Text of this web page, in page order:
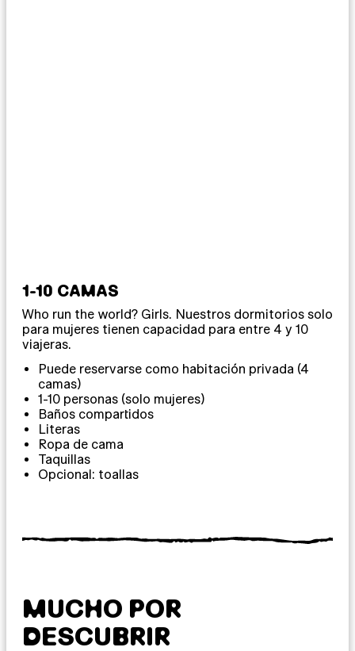
1-10 CAMAS
Who run the world? Girls. Nuestros dormitorios solo
para mujeres tienen capacidad para entre 4 y 10
viajeras.
Puede reservarse como habitación privada (4
camas)
1-10 personas (solo mujeres)
Baños compartidos
Literas
Ropa de cama
Taquillas
Opcional: toallas
MUCHO POR
DESCUBRIR